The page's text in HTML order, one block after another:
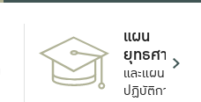
แผน
ยุทธศาสตร์
และแผน
ปฏิบัติการ